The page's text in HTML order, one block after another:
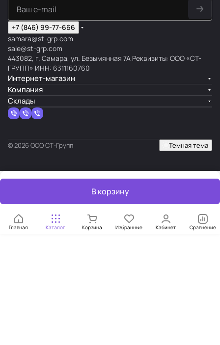
В корзину
Главная Каталог Корзина Избранные Кабинет Сравнение
+7 (846) 99-77-666
samara@st-grp.com
sale@st-grp.com
443082, г. Самара, ул. Безымянная 7А Реквизиты: ООО «СТ-
ГРУПП» ИНН: 6311160760
Интернет-магазин
Компания
Склады
© 2026 ООО СТ-Групп Темная тема